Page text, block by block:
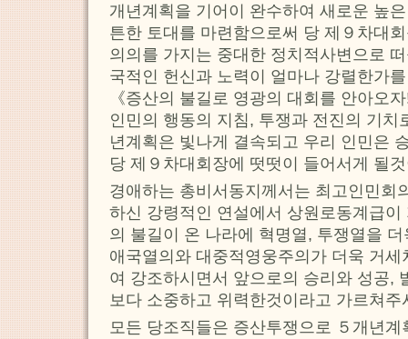
개년계획을 기어이 완수하여 새로운 높
튼한 토대를 마련함으로써 당 제９차대
의의를 가지는 중대한 정치적사변으로
국적인 헌신과 노력이 얼마나 강렬한가
《증산의 불길로 영광의 대회를 안아오
인민의 행동의 지침, 투쟁과 전진의 기치
년계획은 빛나게 결속되고 우리 인민은
당 제９차대회장에 떳떳이 들어서게 될
경애하는 총비서동지께서는 최고인민회
하신 강령적인 연설에서 상원로동계급
의 불길이 온 나라에 혁명열, 투쟁열을
애국열의와 대중적영웅주의가 더욱 거
여 강조하시면서 앞으로의 승리와 성공,
보다 소중하고 위력한것이라고 가르쳐주
모든 당조직들은 증산투쟁으로 ５개년